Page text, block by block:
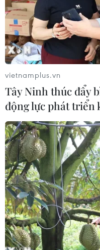
(Ảnh:
vietnamplus.vn
Tây Ninh thúc đẩy
động lực phát triển